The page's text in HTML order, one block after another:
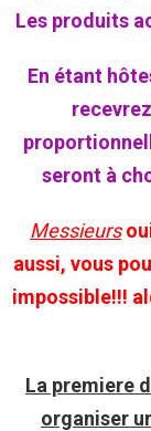
Les produits
En étant
seront à
Messieurs
aussi, vous
impossible!!!
La premiere
organiser